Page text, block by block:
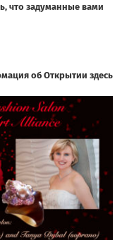
что задуманные вами
об Открытии здесь